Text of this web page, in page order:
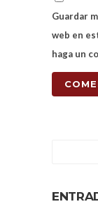
Guardar
web en
haga un